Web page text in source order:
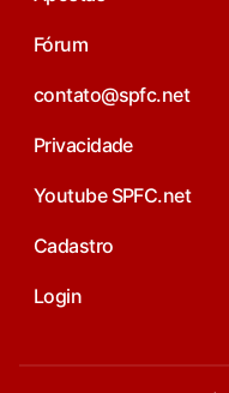
Fórum
contato@spfc.net
Privacidade
Youtube SPFC.net
Cadastro
Login